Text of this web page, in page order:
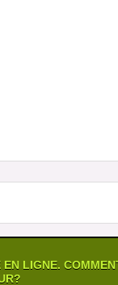
EN LIGNE.